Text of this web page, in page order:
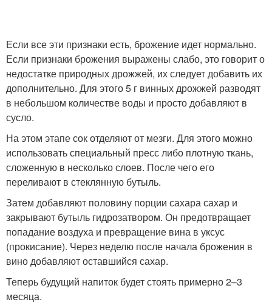
Если все эти признаки есть, брожение идет нормально.
Если признаки брожения выражены слабо, это говорит о
недостатке природных дрожжей, их следует добавить их
дополнительно. Для этого 5 г винных дрожжей разводят
в небольшом количестве воды и просто добавляют в
сусло.
На этом этапе сок отделяют от мезги. Для этого можно
использовать специальный пресс либо плотную ткань,
сложенную в несколько слоев. После чего его
переливают в стеклянную бутыль.
Затем добавляют половину порции сахара сахар и
закрывают бутыль гидрозатвором. Он предотвращает
попадание воздуха и превращение вина в уксус
(прокисание). Через неделю после начала брожения в
вино добавляют оставшийся сахар.
Теперь будущий напиток будет стоять примерно 2–3
месяца.